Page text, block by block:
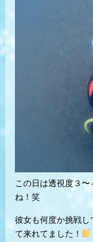
この日は透視度３
ね！笑
彼女も何度か挑戦し
て来れてました！